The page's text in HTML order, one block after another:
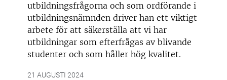
utbildningsfrågorna och som ordförande i
utbildningsnämnden driver han ett viktigt
arbete för att säkerställa att vi har
utbildningar som efterfrågas av blivande
studenter och som håller hög kvalitet.
21 AUGUSTI 2024